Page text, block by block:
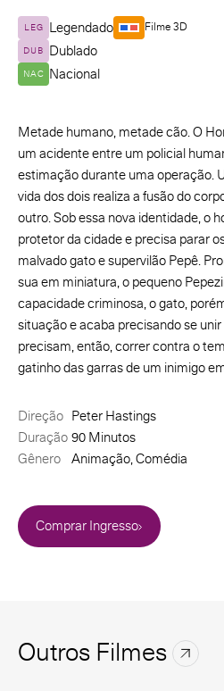
LEG Legendado
DUB Dublado
NAC Nacional
Filme 3D
Metade humano, metade cão. O
um acidente entre um policial
estimação durante uma operação.
vida dos dois realiza a fusão do
outro. Sob essa nova identidade, o
protetor da cidade e precisa parar
malvado gato e supervilão Pepê.
sua em miniatura, o pequeno
capacidade criminosa, o gato,
situação e acaba precisando se
precisam, então, correr contra o
gatinho das garras de um inimigo
Direção Peter Hastings
Duração 90 Minutos
Gênero
Animação, Comédia
Comprar Ingresso
Outros Filmes